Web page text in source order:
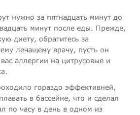
нужно за пятнадцать минут до
минут после еды. Прежде,
диету, обратитесь за
лечащему врачу, пусть он
аллергии на цитрусовые и
.
гораздо эффективней,
в бассейне, что и сделал
по часу в день в одном из